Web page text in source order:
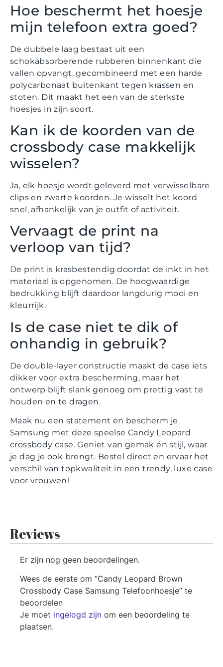
Hoe beschermt het hoesje
mijn telefoon extra goed?
De dubbele laag bestaat uit een
schokabsorberende rubberen binnenkant die
vallen opvangt, gecombineerd met een harde
polycarbonaat buitenkant tegen krassen en
stoten. Dit maakt het een van de sterkste
hoesjes in zijn soort.
Kan ik de koorden van de
crossbody case makkelijk
wisselen?
Ja, elk hoesje wordt geleverd met verwisselbare
clips en zwarte koorden. Je wisselt het koord
snel, afhankelijk van je outfit of activiteit.
Vervaagt de print na
verloop van tijd?
De print is krasbestendig doordat de inkt in het
materiaal is opgenomen. De hoogwaardige
bedrukking blijft daardoor langdurig mooi en
kleurrijk.
Is de case niet te dik of
onhandig in gebruik?
De double-layer constructie maakt de case iets
dikker voor extra bescherming, maar het
ontwerp blijft slank genoeg om prettig vast te
houden en te dragen.
Maak nu een statement en bescherm je
Samsung met deze speelse Candy Leopard
crossbody case. Geniet van gemak én stijl, waar
je dag je ook brengt. Bestel direct en ervaar het
verschil van topkwaliteit in een trendy, luxe case
voor vrouwen!
Reviews
Er zijn nog geen beoordelingen.
Wees de eerste om “Candy Leopard Brown
Crossbody Case Samsung Telefoonhoesje” te
beoordelen
Je moet ingelogd zijn om een beoordeling te
plaatsen.